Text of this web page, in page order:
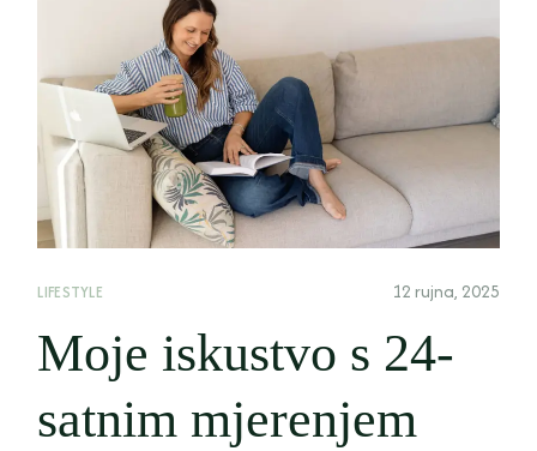
LIFESTYLE 12 rujna, 2025
Moje iskustvo s 24-
satnim mjerenjem